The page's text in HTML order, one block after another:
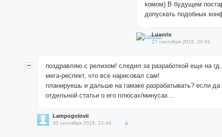
комом) В будущем
допускать подобных
Luxorix
27 сентября 2015, 20:01
поздравляю с релизом! следил за разработкой еще на
мега-респект, что все нарисовал сам!
планируешь и дальше на гамаке разрабатывать? если
отдельной статьи о его плюсах/минусах…
Lampogolovii
30 сентября 2015, 21:44